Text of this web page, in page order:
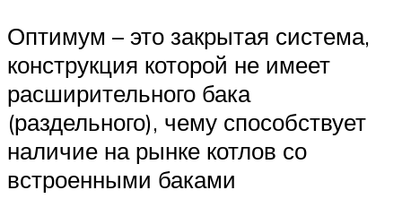
Оптимум – это закрытая система,
конструкция которой не имеет
расширительного бака
(раздельного), чему способствует
наличие на рынке котлов со
встроенными баками